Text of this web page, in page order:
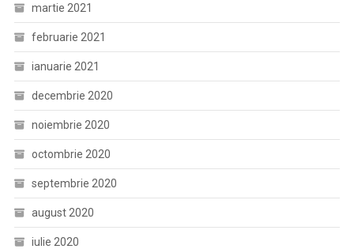
martie 2021
februarie 2021
ianuarie 2021
decembrie 2020
noiembrie 2020
octombrie 2020
septembrie 2020
august 2020
iulie 2020